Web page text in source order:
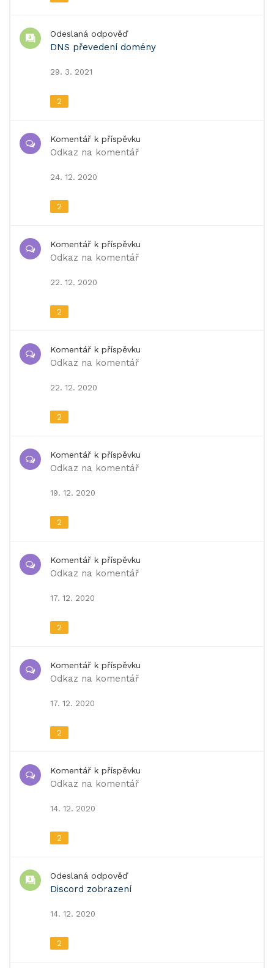
Odeslaná odpověď
DNS převedení domény
29. 3. 2021
2
Komentář k příspěvku
Odkaz na komentář
24. 12. 2020
2
Komentář k příspěvku
Odkaz na komentář
22. 12. 2020
2
Komentář k příspěvku
Odkaz na komentář
22. 12. 2020
2
Komentář k příspěvku
Odkaz na komentář
19. 12. 2020
2
Komentář k příspěvku
Odkaz na komentář
17. 12. 2020
2
Komentář k příspěvku
Odkaz na komentář
17. 12. 2020
2
Komentář k příspěvku
Odkaz na komentář
14. 12. 2020
2
Odeslaná odpověď
Discord zobrazení
14. 12. 2020
2